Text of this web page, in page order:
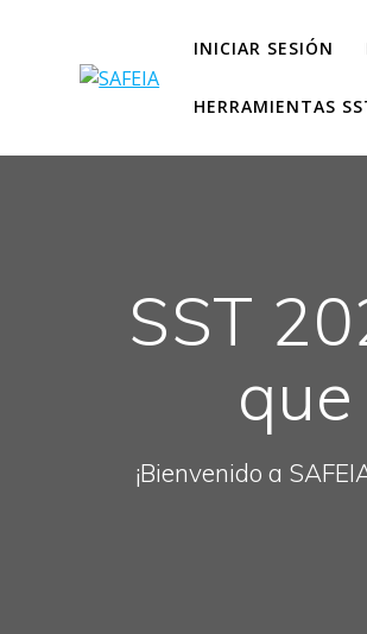
INICIAR SESIÓN
HERRAMIENTAS
SST
¡Bienvenido a